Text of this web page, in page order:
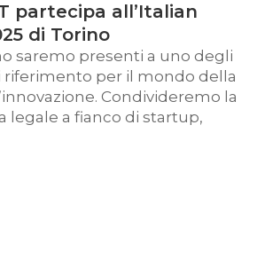
partecipa all’Italian
di Torino
saremo presenti a uno degli
per il mondo della
Condivideremo la
legale a fianco di startup,